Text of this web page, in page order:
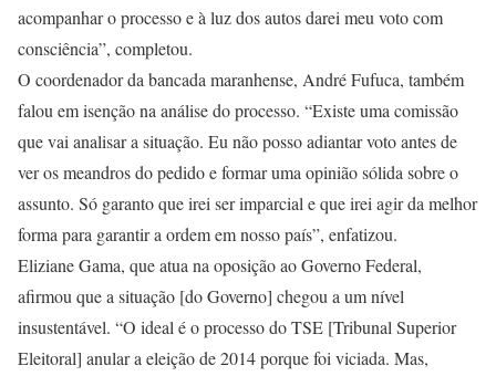
acompanhar o processo e à luz dos autos darei meu voto com
consciência”, completou.
O coordenador da bancada maranhense, André Fufuca, também
falou em isenção na análise do processo. “Existe uma comissão
que vai analisar a situação. Eu não posso adiantar voto antes de
ver os meandros do pedido e formar uma opinião sólida sobre o
assunto. Só garanto que irei ser imparcial e que irei agir da melhor
forma para garantir a ordem em nosso país”, enfatizou.
Eliziane Gama, que atua na oposição ao Governo Federal,
afirmou que a situação [do Governo] chegou a um nível
insustentável. “O ideal é o processo do TSE [Tribunal Superior
Eleitoral] anular a eleição de 2014 porque foi viciada. Mas,